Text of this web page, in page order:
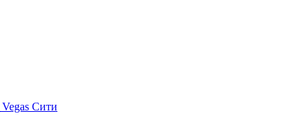
Vegas Сити